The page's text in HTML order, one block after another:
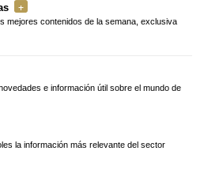
mejores contenidos de la semana, exclusiva
e información útil sobre el mundo de
la información más relevante del sector